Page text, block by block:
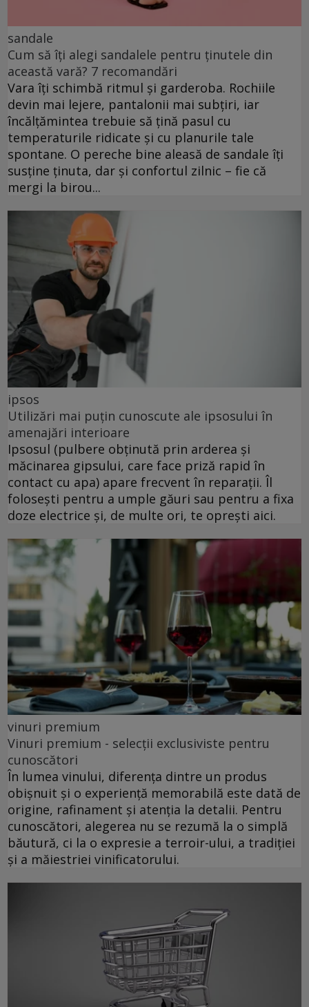
sandale
Cum să îți alegi sandalele pentru ținutele din
această vară? 7 recomandări
Vara îți schimbă ritmul și garderoba. Rochiile
devin mai lejere, pantalonii mai subțiri, iar
încălțămintea trebuie să țină pasul cu
temperaturile ridicate și cu planurile tale
spontane. O pereche bine aleasă de sandale îți
susține ținuta, dar și confortul zilnic – fie că
mergi la birou...
ipsos
Utilizări mai puțin cunoscute ale ipsosului în
amenajări interioare
Ipsosul (pulbere obținută prin arderea și
măcinarea gipsului, care face priză rapid în
contact cu apa) apare frecvent în reparații. Îl
folosești pentru a umple găuri sau pentru a fixa
doze electrice și, de multe ori, te oprești aici.
vinuri premium
Vinuri premium - selecții exclusiviste pentru
cunoscători
În lumea vinului, diferența dintre un produs
obișnuit și o experiență memorabilă este dată de
origine, rafinament și atenția la detalii. Pentru
cunoscători, alegerea nu se rezumă la o simplă
băutură, ci la o expresie a terroir-ului, a tradiției
și a măiestriei vinificatorului.